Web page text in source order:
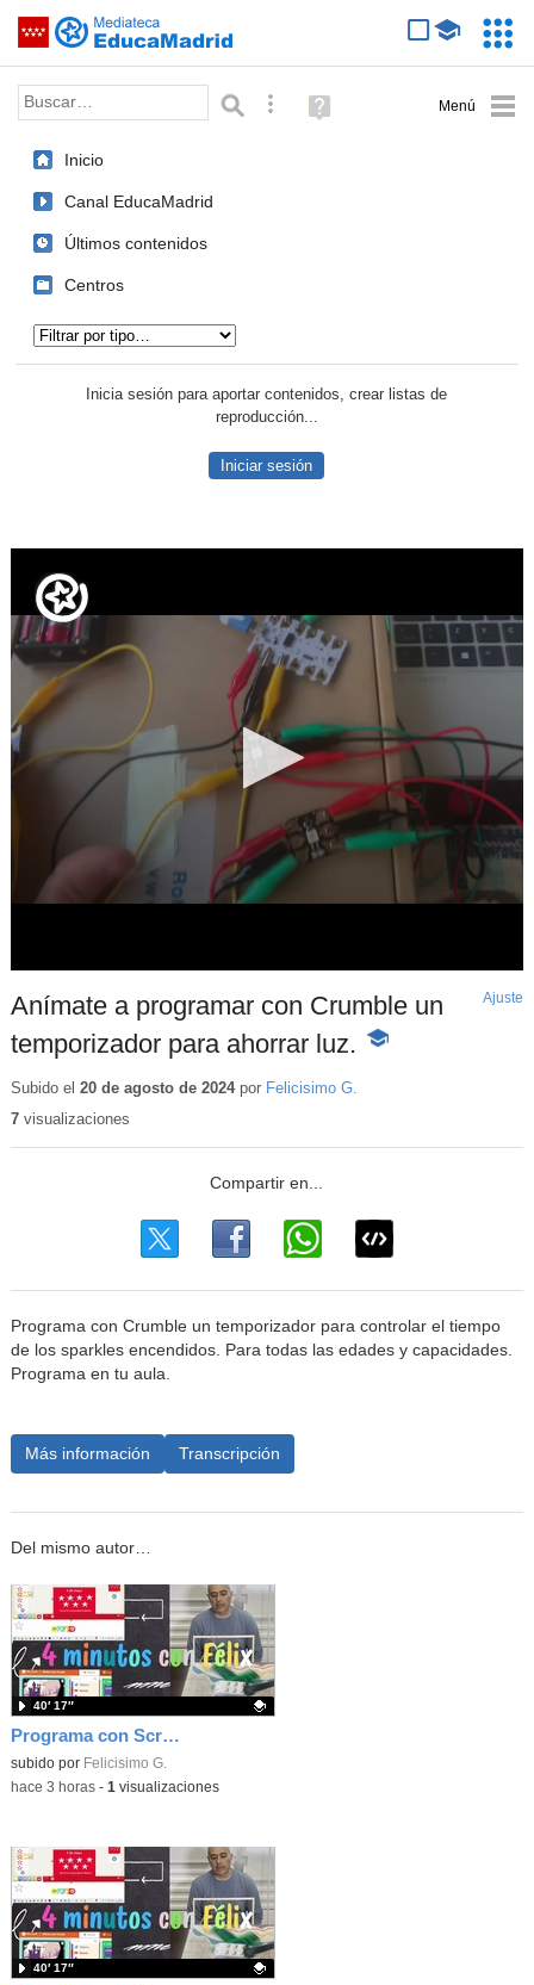
Saltar navegación
Palabra o frase: Búsqueda avanzada
Ayuda
(en
Inicio
Canal EducaMadrid
Últimos contenidos
Centros
Inicia sesión para aportar contenidos, crear listas de
reproducción...
Iniciar sesión
Anímate a programar con Crumble un
temporizador para ahorrar luz.
-
Ajuste
Subido el 20 de agosto de 2024por Felicisimo G.
7visualizaciones
Programa con Crumble un temporizador para controlar el tiempo
de los sparkles encendidos. Para todas las edades y capacidades.
Programa en tu aula.
Más información Transcripción
Del mismo autor…
Programa con Scratch, 8 diferentes juegos para vivir la emoción de los partidos de España en el mundial 2026
Contenido educativo.
subido por Felicisimo G.
40′ 17″
-hace 3 horas- 1 visualizaciones
40′ 17″